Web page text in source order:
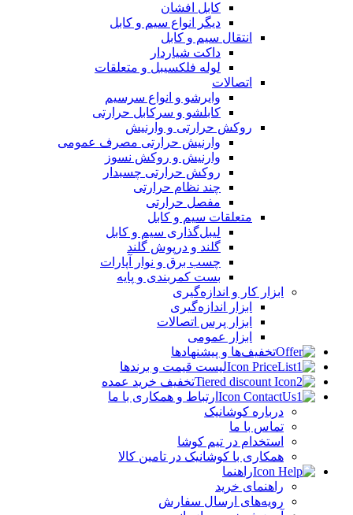
کابل افشان
دیگر انواع سیم و کابل
انتقال سیم و کابل
داکت شیاردار
لوله فلکسیبل و متعلقات
اتصالات
وایرشو و انواع سرسیم
کابلشو و سرکابل حرارتی
روکش حرارتی و وارنیش
وارنیش حرارتی مصرف عمومی
وارنیش و روکش نسوز
روکش حرارتی چسبدار
چند نظام حرارتی
مفصل حرارتی
متعلقات سیم و کابل
لیبل‌گذاری سیم و کابل
گلند و درپوش گلند
چسب برق و نوار آپارات
بست کمربندی و پایه
ابزار کار و اندازه‌گیری
ابزار اندازه‌گیری
ابزار پرس اتصالات
ابزار عمومی
تخفیف‌ها و پیشنهادها
لیست قیمت و برندها
تخفیف خرید عمده
ارتباط و همکاری با ما
درباره کوشانیک
تماس با ما
استخدام در تیم کوشا
همکاری با کوشانیک در تامین کالا
راهنما
راهنمای خرید
رویه‌های ارسال سفارش